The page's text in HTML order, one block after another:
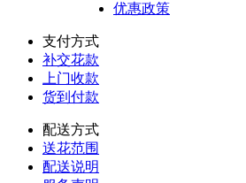
优惠政策
支付方式
补交花款
上门收款
货到付款
配送方式
送花范围
配送说明